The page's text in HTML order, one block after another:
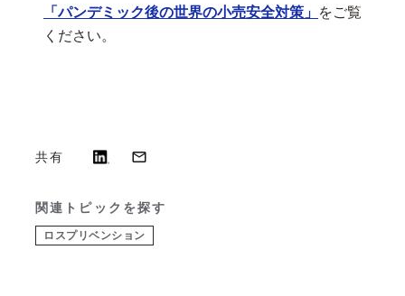
「パンデミック後の世界の小売安全対策」 をご覧
ください。
共有
関連トピックを探す
ロスプリベンション